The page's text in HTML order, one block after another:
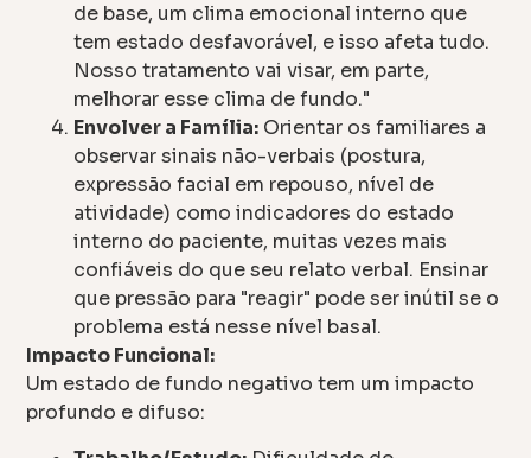
de base, um clima emocional interno que
tem estado desfavorável, e isso afeta tudo.
Nosso tratamento vai visar, em parte,
melhorar esse clima de fundo."
Envolver a Família: Orientar os familiares a
observar sinais não-verbais (postura,
expressão facial em repouso, nível de
atividade) como indicadores do estado
interno do paciente, muitas vezes mais
confiáveis do que seu relato verbal. Ensinar
que pressão para "reagir" pode ser inútil se o
problema está nesse nível basal.
Impacto Funcional:
Um estado de fundo negativo tem um impacto
profundo e difuso: